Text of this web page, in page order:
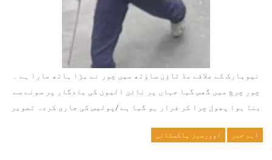
نیویارک کے علاقے مڈ ٹاؤن ساؤتھ میں چور نے بڑا ہاتھ مارا ہے ۔
چور چرچ میں گھس گیا جہاں پر نائن الیون کی یادگار پر سونے سے
بنا ہوا پھول چرا کر فرار ہو گیا ہے /پولیس کی جاری کردہ تصویر
اہم خبر اوورسیز پاکستانی